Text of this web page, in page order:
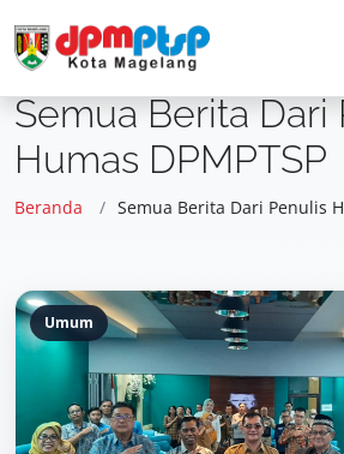
Semua Berita Dari
Humas DPMPTSP
Beranda Semua Berita Dari Penulis
Umum